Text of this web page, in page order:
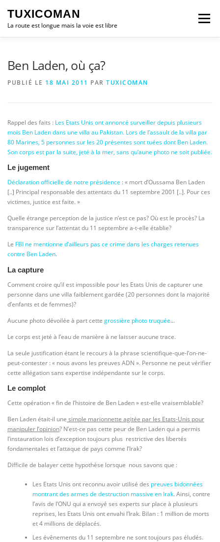
contenu
TUXICOMAN
La route est longue mais la voie est libre
Menu
Ben Laden, où ça?
PUBLIÉ LE 18 MAI 2011 PAR TUXICOMAN
Rappel des faits : Les Etats Unis ont annoncé surveiller depuis plusieurs
mois Ben Laden dans une villa au Pakistan. Lors de l’assault de la villa par
80 Marines, 5 personnes sur les 20 présentes sont tuées dont Ben Laden.
Son corps est par la suite, jeté à la mer, sans qu’aune photo ne soit publiée.
Le jugement
Déclaration officielle de notre présidence : « mort d’Oussama Ben Laden
[..] Principal responsable des attentats du 11 septembre 2001 [..]. Pour ces
victimes, justice est faite. »
Quelle étrange perception de la justice n’est ce pas? Où est le procès? La
transparence sur l’attentat du 11 septembre a-t-elle établie?
Le FBI ne mentionne d’ailleurs pas ce crime dans les charges retenues
contre Ben Laden.
La capture
Comment croire qu’il est impossible pour les Etats Unis de capturer une
personne dans une villa faiblement gardée (20 personnes dont la majorité
d’enfants et de femmes)?
Aucune photo dévoilée à part cette grossière photo truquée…
Le corps est jeté à l’eau de manière à ne laisser aucune trace.
La seule justification étant le recours à la phrase scientifique-que-l’on-ne-
peut-contester : « nous avons les preuves ADN ». Personne ne peut vérifier
cette allégation sans expertise indépendante sur le corps.
Le complot
Cette opération « fin de l’histoire de Ben Laden » est-elle vraisemblable?
Ben Laden était-il une simple marionnette agitée par les Etats-Unis pour
manipuler l’opinion? N’est-ce pas cette peur de Ben Laden qui a permis
l’instauration lois d’exception toujours plus restrictive des libertés
fondamentales et l’attaque de pays comme l’Irak?
Difficile de balayer cette hypothèse lorsque nous savons que :
Les Etats Unis ont reconnu avoir utilisé des preuves bidonnées
montrant des armes de destruction massive en Irak. Ainsi, contre
l’avis de l’ONU qui a envoyé ses experts sur place à plusieurs
reprises, les Etats Unis ont envahi l’Irak. Bilan : 1 million de morts
et 4 millions de déplacés.
Les évênements du 11 septembre ne sont toujours pas éludés.